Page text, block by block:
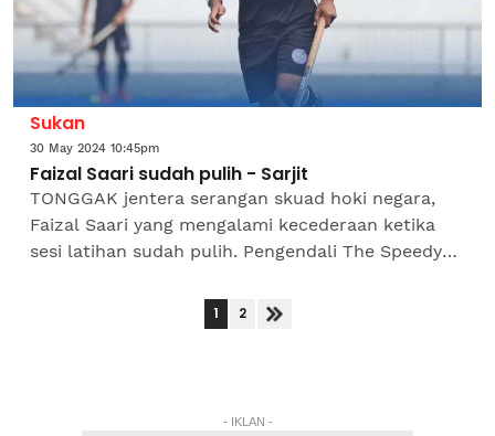
Sukan
30 May 2024 10:45pm
Faizal Saari sudah pulih - Sarjit
TONGGAK jentera serangan skuad hoki negara,
Faizal Saari yang mengalami kecederaan ketika
sesi latihan sudah pulih. Pengendali The Speedy
1 2
- IKLAN -